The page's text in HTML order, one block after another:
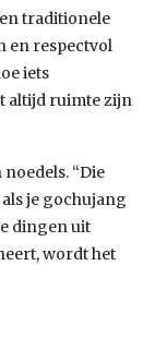
traditionele
en respectvol
iets
altijd ruimte zijn
“Die
je gochujang
dingen uit
wordt het